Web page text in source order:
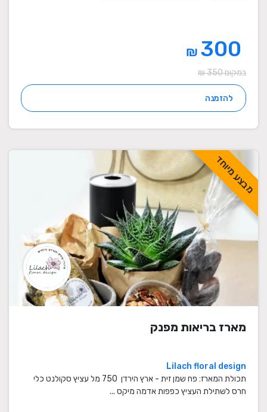
₪
במקום 350 ₪
להזמנה
מבצע מיוחד
מארז בריאות מפנק
Lilach floral design
תכולת המארז: פח שמן זית - ארץ הירדן 750 מל עציץ סקולנט כלי
חרס לשתילת העציץ כפפות אדמה מיקס ...